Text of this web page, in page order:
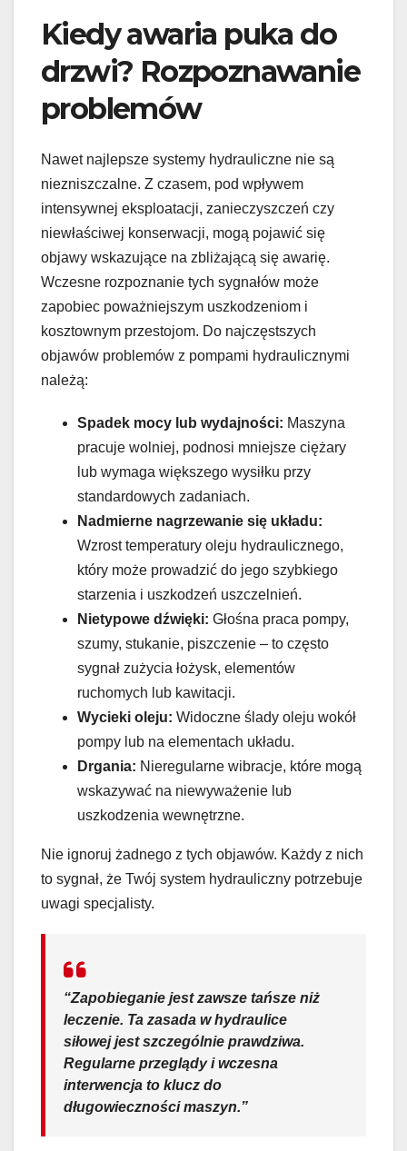
Kiedy awaria puka do
drzwi? Rozpoznawanie
problemów
Nawet najlepsze systemy hydrauliczne nie są
niezniszczalne. Z czasem, pod wpływem
intensywnej eksploatacji, zanieczyszczeń czy
niewłaściwej konserwacji, mogą pojawić się
objawy wskazujące na zbliżającą się awarię.
Wczesne rozpoznanie tych sygnałów może
zapobiec poważniejszym uszkodzeniom i
kosztownym przestojom. Do najczęstszych
objawów problemów z pompami hydraulicznymi
należą:
Spadek mocy lub wydajności: Maszyna
pracuje wolniej, podnosi mniejsze ciężary
lub wymaga większego wysiłku przy
standardowych zadaniach.
Nadmierne nagrzewanie się układu:
Wzrost temperatury oleju hydraulicznego,
który może prowadzić do jego szybkiego
starzenia i uszkodzeń uszczelnień.
Nietypowe dźwięki: Głośna praca pompy,
szumy, stukanie, piszczenie – to często
sygnał zużycia łożysk, elementów
ruchomych lub kawitacji.
Wycieki oleju: Widoczne ślady oleju wokół
pompy lub na elementach układu.
Drgania: Nieregularne wibracje, które mogą
wskazywać na niewyważenie lub
uszkodzenia wewnętrzne.
Nie ignoruj żadnego z tych objawów. Każdy z nich
to sygnał, że Twój system hydrauliczny potrzebuje
uwagi specjalisty.
“Zapobieganie jest zawsze tańsze niż
leczenie. Ta zasada w hydraulice
siłowej jest szczególnie prawdziwa.
Regularne przeglądy i wczesna
interwencja to klucz do
długowieczności maszyn.”